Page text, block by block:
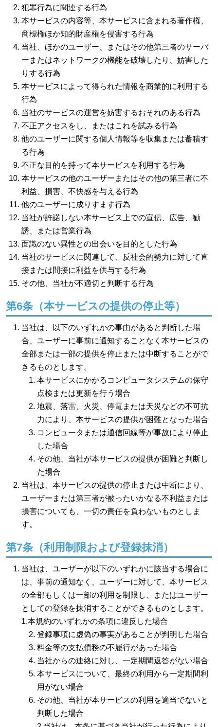
犯罪行為に関連する行為
本サービスの内容等、本サービスに含まれる著作権、
商標権ほか知的財産権を侵害する行為
当社、ほかのユーザー、またはその他第三者のサーバ
ーまたはネットワークの機能を破壊したり、妨害した
りする行為
本サービスによって得られた情報を商業的に利用する
行為
当社のサービスの運営を妨害するおそれのある行為
不正アクセスをし、またはこれを試みる行為
他のユーザーに関する個人情報等を収集または蓄積す
る行為
不正な目的を持って本サービスを利用する行為
本サービスの他のユーザーまたはその他の第三者に不
利益、損害、不快感を与える行為
他のユーザーに成りすます行為
当社が許諾しない本サービス上での宣伝、広告、勧
誘、または営業行為
面識のない異性との出会いを目的とした行為
当社のサービスに関連して、反社会的勢力に対して直
接または間接に利益を供与する行為
その他、当社が不適切と判断する行為
第6条（本サービスの提供の停止等）
当社は、以下のいずれかの事由があると判断した場
合、ユーザーに事前に通知することなく本サービスの
全部または一部の提供を停止または中断することがで
きるものとします。
本サービスにかかるコンピュータシステムの保守
点検または更新を行う場合
地震、落雷、火災、停電または天災などの不可抗
力により、本サービスの提供が困難となった場合
コンピュータまたは通信回線等が事故により停止
した場合
その他、当社が本サービスの提供が困難と判断し
た場合
当社は、本サービスの提供の停止または中断により、
ユーザーまたは第三者が被ったいかなる不利益または
損害についても、一切の責任を負わないものとしま
す。
第7条（利用制限および登録抹消）
当社は、ユーザーが以下のいずれかに該当する場合に
は、事前の通知なく、ユーザーに対して、本サービス
の全部もしくは一部の利用を制限し、またはユーザー
としての登録を抹消することができるものとします。
1.本規約のいずれかの条項に違反した場合
登録事項に虚偽の事実があることが判明した場合
料金等の支払債務の不履行があった場合
当社からの連絡に対し、一定期間返答がない場合
本サービスについて、最終の利用から一定期間利
用がない場合
その他、当社が本サービスの利用を適当でないと
判断した場合